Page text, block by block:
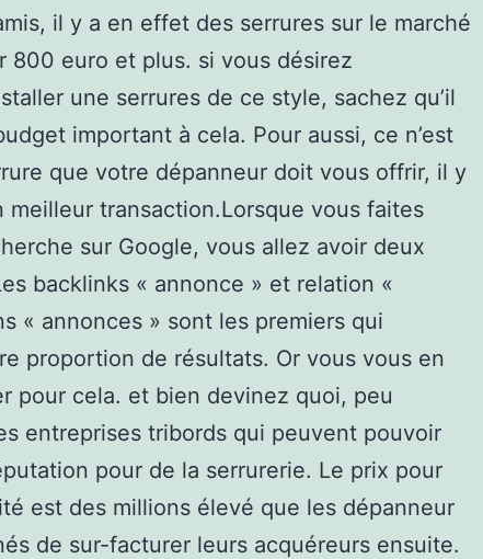
il y a en effet des serrures sur le marché
800 euro et plus. si vous désirez
une serrures de ce style, sachez qu’il
important à cela. Pour aussi, ce n’est
que votre dépanneur doit vous offrir, il y
meilleur transaction.Lorsque vous faites
sur Google, vous allez avoir deux
backlinks « annonce » et relation «
« annonces » sont les premiers qui
proportion de résultats. Or vous vous en
pour cela. et bien devinez quoi, peu
entreprises tribords qui peuvent pouvoir
pour de la serrurerie. Le prix pour
est des millions élevé que les dépanneur
de sur-facturer leurs acquéreurs ensuite.